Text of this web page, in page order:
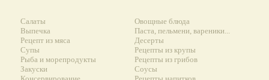
Салаты
Выпечка
Рецепт из мяса
Супы
Рыба и морепродукты
Закуски
Овощные блюда
Паста, пельмени, вареники...
Десерты
Рецепты из крупы
Рецепты из грибов
Соусы